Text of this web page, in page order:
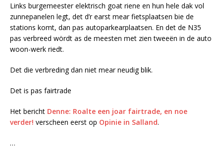
Links burgemeester elektrisch goat riene en hun hele dak vol
zunnepanelen legt, det d’r earst mear fietsplaatsen bie de
stations komt, dan pas autoparkearplaatsen. En det de N35
pas verbreed wördt as de meesten met zien tweeën in de auto
woon-werk riedt.
Det die verbreding dan niet mear neudig blik.
Det is pas fairtrade
Het bericht Denne: Roalte een joar fairtrade, en noe
verder! verscheen eerst op Opinie in Salland.
…